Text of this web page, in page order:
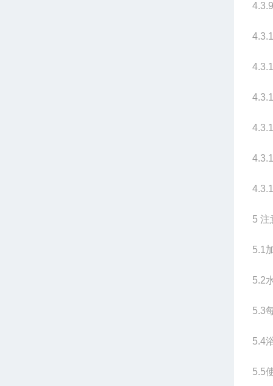
4.3.9
5 注
5.1
5.2
5.3
5.4
5.5